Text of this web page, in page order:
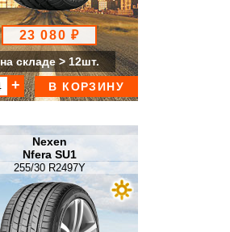
23 080 ₽
на складе > 12шт.
В КОРЗИНУ
Nexen
Nfera SU1
255/30 R2497Y